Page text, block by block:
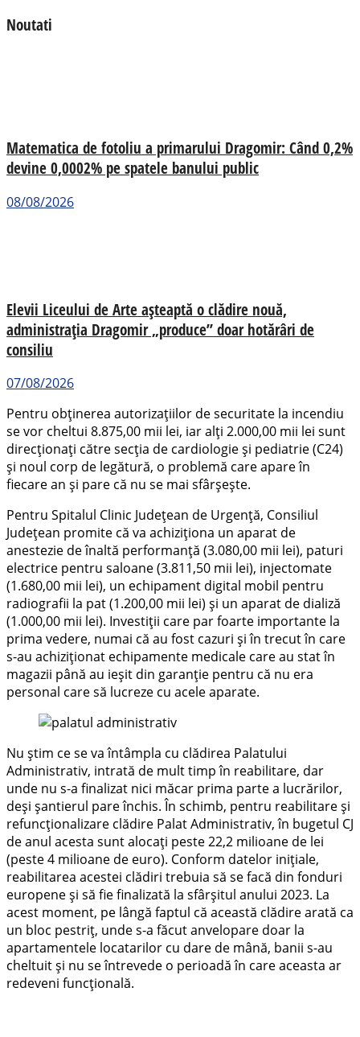
Noutati
Matematica de fotoliu a primarului Dragomir: Când 0,2%
devine 0,0002% pe spatele banului public
08/08/2026
Elevii Liceului de Arte așteaptă o clădire nouă,
administrația Dragomir „produce” doar hotărâri de
consiliu
07/08/2026
Pentru obținerea autorizațiilor de securitate la incendiu
se vor cheltui 8.875,00 mii lei, iar alți 2.000,00 mii lei sunt
direcționați către secția de cardiologie și pediatrie (C24)
și noul corp de legătură, o problemă care apare în
fiecare an și pare că nu se mai sfârșește.
Pentru Spitalul Clinic Județean de Urgență, Consiliul
Județean promite că va achiziționa un aparat de
anestezie de înaltă performanță (3.080,00 mii lei), paturi
electrice pentru saloane (3.811,50 mii lei), injectomate
(1.680,00 mii lei), un echipament digital mobil pentru
radiografii la pat (1.200,00 mii lei) și un aparat de dializă
(1.000,00 mii lei). Investiții care par foarte importante la
prima vedere, numai că au fost cazuri și în trecut în care
s-au achiziționat echipamente medicale care au stat în
magazii până au ieșit din garanție pentru că nu era
personal care să lucreze cu acele aparate.
Nu știm ce se va întâmpla cu clădirea Palatului
Administrativ, intrată de mult timp în reabilitare, dar
unde nu s-a finalizat nici măcar prima parte a lucrărilor,
deși șantierul pare închis. În schimb, pentru reabilitare și
refuncționalizare clădire Palat Administrativ, în bugetul CJ
de anul acesta sunt alocați peste 22,2 milioane de lei
(peste 4 milioane de euro). Conform datelor inițiale,
reabilitarea acestei clădiri trebuia să se facă din fonduri
europene și să fie finalizată la sfârșitul anului 2023. La
acest moment, pe lângă faptul că această clădire arată ca
un bloc pestriț, unde s-a făcut anvelopare doar la
apartamentele locatarilor cu dare de mână, banii s-au
cheltuit și nu se întrevede o perioadă în care aceasta ar
redeveni funcțională.